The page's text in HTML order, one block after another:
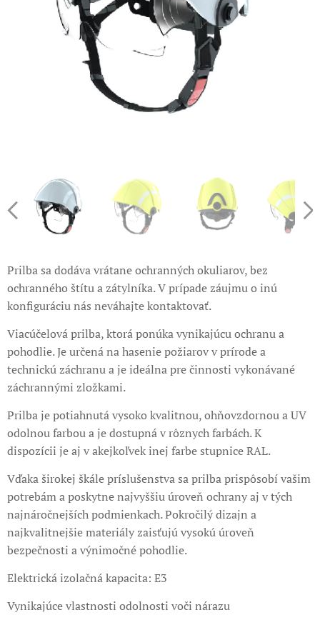
Prilba sa dodáva vrátane ochranných okuliarov, bez
ochranného štítu a zátylníka. V prípade záujmu o inú
konfiguráciu nás neváhajte kontaktovať.
Viacúčelová prilba, ktorá ponúka vynikajúcu ochranu a
pohodlie. Je určená na hasenie požiarov v prírode a
technickú záchranu a je ideálna pre činnosti vykonávané
záchrannými zložkami.
Prilba je potiahnutá vysoko kvalitnou, ohňovzdornou a UV
odolnou farbou a je dostupná v rôznych farbách. K
dispozícii je aj v akejkoľvek inej farbe stupnice RAL.
Vďaka širokej škále príslušenstva sa prilba prispôsobí vašim
potrebám a poskytne najvyššiu úroveň ochrany aj v tých
najnáročnejších podmienkach. Pokročilý dizajn a
najkvalitnejšie materiály zaisťujú vysokú úroveň
bezpečnosti a výnimočné pohodlie.
Elektrická izolačná kapacita: E3
Vynikajúce vlastnosti odolnosti voči nárazu